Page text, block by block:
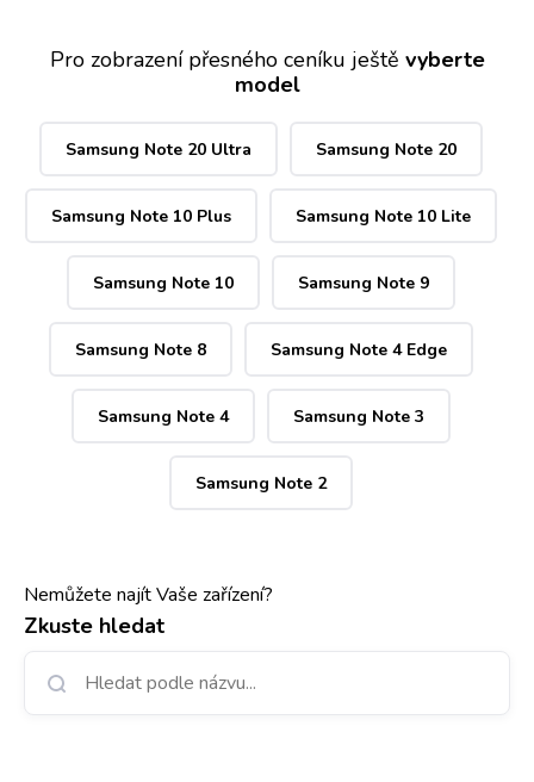
Pro zobrazení přesného ceníku ještě vyberte
model
Samsung Note 20 Ultra Samsung Note 20
Samsung Note 10 Plus Samsung Note 10 Lite
Samsung Note 10 Samsung Note 9
Samsung Note 8 Samsung Note 4 Edge
Samsung Note 4 Samsung Note 3
Samsung Note 2
Nemůžete najít Vaše zařízení?
Zkuste hledat